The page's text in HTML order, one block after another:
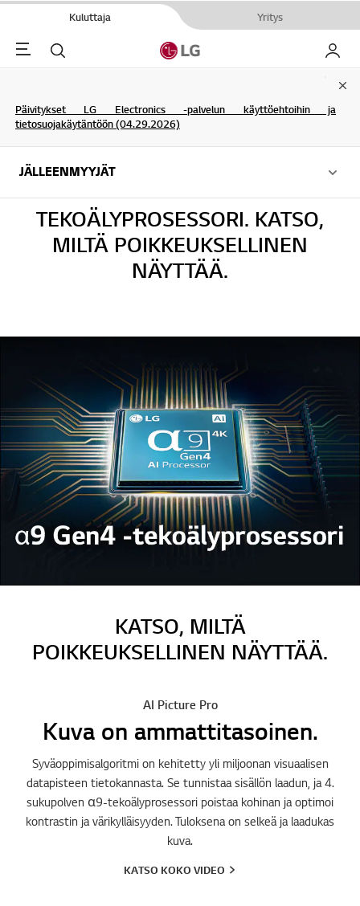
Kuluttaja Yritys
Menu Haku My LG
Päivitykset LG Electronics -palvelun käyttöehtoihin ja
tietosuojakäytäntöön (04.29.2026)
JÄLLEENMYYJÄT
JÄLLEENMYYJÄT
TEKOÄLYPROSESSORI. KATSO,
MILTÄ POIKKEUKSELLINEN
NÄYTTÄÄ.
KATSO, MILTÄ
POIKKEUKSELLINEN NÄYTTÄÄ.
AI Picture Pro
Kuva on ammattitasoinen.
Syväoppimisalgoritmi on kehitetty yli miljoonan visuaalisen
datapisteen tietokannasta. Se tunnistaa sisällön laadun, ja 4.
sukupolven α9-tekoälyprosessori poistaa kohinan ja optimoi
kontrastin ja värikylläisyyden. Tuloksena on selkeä ja laadukas
kuva.
KATSO KOKO VIDEO